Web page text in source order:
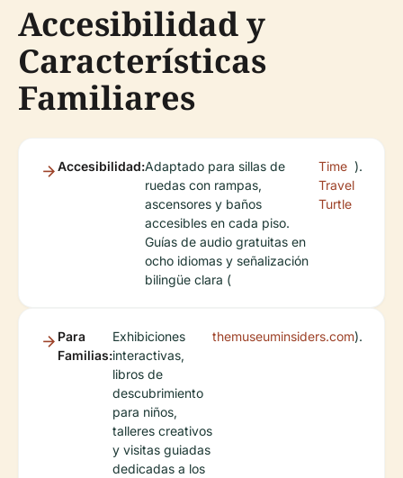
Accesibilidad y
Características
Familiares
Accesibilidad:Adaptado para sillas de
ruedas con rampas,
ascensores y baños
accesibles en cada piso.
Guías de audio gratuitas en
ocho idiomas y señalización
bilingüe clara (
Time
Travel
Turtle
).
Para
Familias:
Exhibiciones
interactivas,
libros de
descubrimiento
para niños,
talleres creativos
y visitas guiadas
dedicadas a los
themuseuminsiders.com).